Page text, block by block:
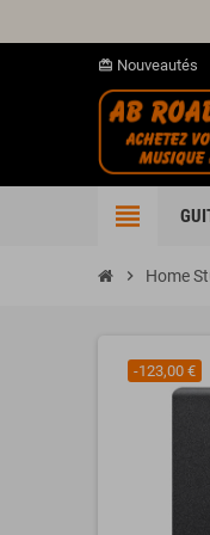
card_giftcard Nouveautés
view_headline
chevron_right Home
-123,00 €